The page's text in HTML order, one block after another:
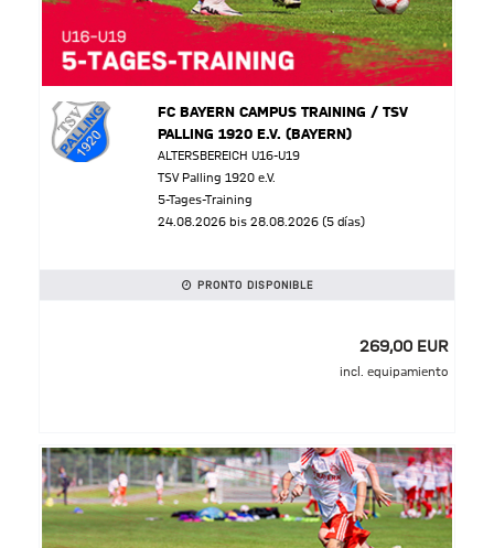
FC BAYERN CAMPUS TRAINING / TSV
PALLING 1920 E.V. (BAYERN)
ALTERSBEREICH U16-U19
TSV Palling 1920 e.V.
5-Tages-Training
24.08.2026 bis 28.08.2026 (5 días)
PRONTO DISPONIBLE
269,00 EUR
incl. equipamiento